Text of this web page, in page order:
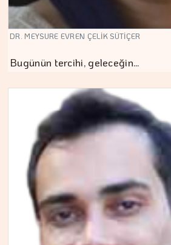
DR. MEYSURE EVREN ÇELİK SÜTİÇER
Bugünün tercihi, geleceğin…